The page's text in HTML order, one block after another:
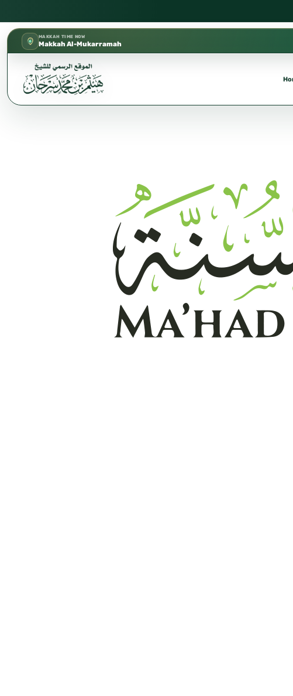
MAKKAH TIME NOW
Makkah Al-Mukarramah